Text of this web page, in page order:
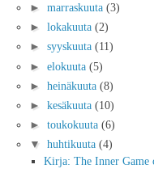
► marraskuuta (3)
► lokakuuta (2)
► syyskuuta (11)
► elokuuta (5)
► heinäkuuta (8)
► kesäkuuta (10)
► toukokuuta (6)
▼ huhtikuuta (4)
Kirja: The Inner Game